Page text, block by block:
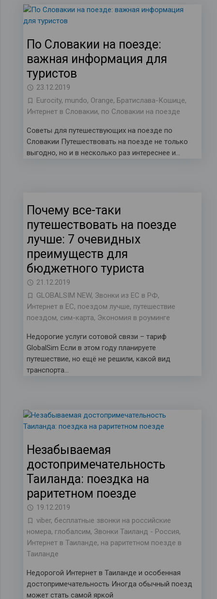
По Словакии на поезде:
важная информация для
туристов
23.12.2019
Eurocity, mundo, Orange, Братислава-Кошице,
Интернет в Словакии, по Словакии на поезде
Советы для путешествующих на поезде по
Словакии Путешествовать на поезде не только
выгодно, но и в несколько раз интереснее и…
Почему все-таки
путешествовать на поезде
лучше: 7 очевидных
преимуществ для
бюджетного туриста
21.12.2019
GLOBALSIM NEW, Звонки из ЕС в РФ,
Интернет в ЕС, поездом лучше, путешествие
поездом, сим-карта, Экономия в роуминге
Недорогие услуги сотовой связи – тариф
GlobalSim Если в этом году планируете
путешествие, но ещё не решили, какой вид
транспорта…
Незабываемая
достопримечательность
Таиланда: поездка на
раритетном поезде
19.12.2019
viber, бесплатные звонки на российские
номера, глобалсим, Звонки Таиланд - Россия,
Интернет в Таиланде, на раритетном поезде в
Таиланде
Недорогой Интернет в Таиланде и особенная
достопримечательность Иногда обычный поезд
может стать самой яркой